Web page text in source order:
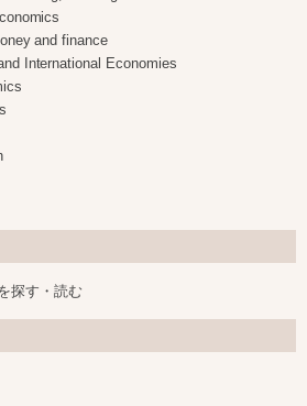
and finance
International Economies
探す・読む